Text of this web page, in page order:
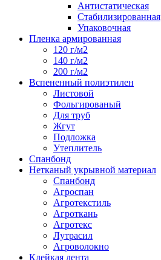
Антистатическая
Стабилизированная
Упаковочная
Пленка армированная
120 г/м2
140 г/м2
200 г/м2
Вспененный полиэтилен
Листовой
Фольгированый
Для труб
Жгут
Подложка
Утеплитель
Спанбонд
Нетканый укрывной материал
Спанбонд
Агроспан
Агротекстиль
Агроткань
Агротекс
Лутрасил
Агроволокно
Клейкая лента